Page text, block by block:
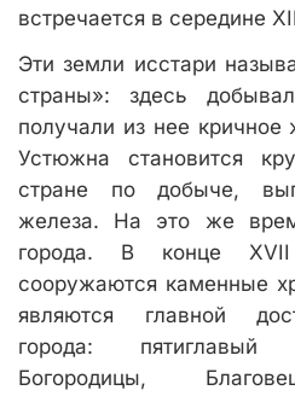
встречается в середине
Эти земли исстари
страны»: здесь
получали из нее
Устюжна становится
стране по добыче,
железа. На это же
города. В конце
сооружаются каменные
являются главной
города:
Богородицы,